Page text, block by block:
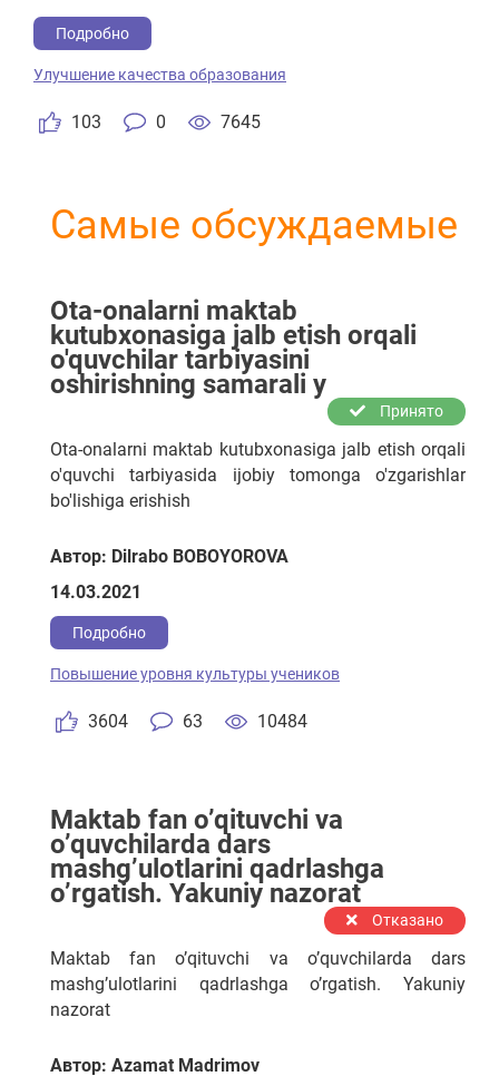
Подробно
103 0 7645
Улучшение качества образования
Самые обсуждаемые
Ota-onalarni maktab
kutubxonasiga jalb etish orqali
o'quvchilar tarbiyasini
oshirishning samarali y
Принято
Ota-onalarni maktab kutubxonasiga jalb etish orqali
o'quvchi tarbiyasida ijobiy tomonga o'zgarishlar
bo'lishiga erishish
Автор: Dilrabo BOBOYOROVA
14.03.2021
Подробно
3604 63 10484
Повышение уровня культуры учеников
Maktab fan o’qituvchi va
o’quvchilarda dars
mashg’ulotlarini qadrlashga
o’rgatish. Yakuniy nazorat
Отказано
Maktab fan o’qituvchi va o’quvchilarda dars
mashg’ulotlarini qadrlashga o’rgatish. Yakuniy
nazorat
Автор: Azamat Madrimov